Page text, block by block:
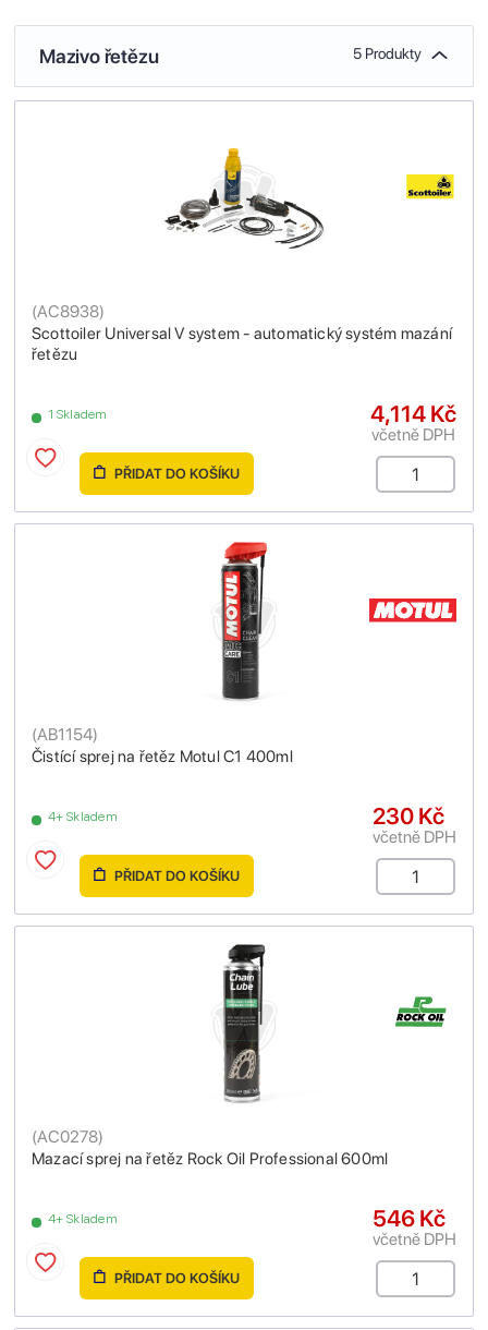
Mazivo řetězu 5 Produkty
Scottoiler Universal V system - automatický systém mazání
řetězu
(AC8938)
1 Skladem 4,114 Kč
včetně DPH
PŘIDAT DO KOŠÍKU
Čistící sprej na řetěz Motul C1 400ml
(AB1154)
4+ Skladem 230 Kč
včetně DPH
PŘIDAT DO KOŠÍKU
Mazací sprej na řetěz Rock Oil Professional 600ml
(AC0278)
4+ Skladem 546 Kč
včetně DPH
PŘIDAT DO KOŠÍKU